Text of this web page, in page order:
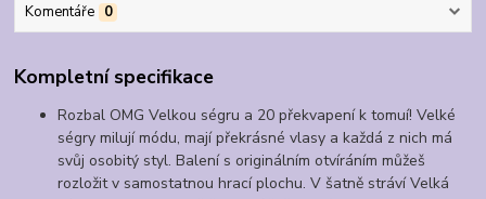
Komentáře 0
Kompletní specifikace
Rozbal OMG Velkou ségru a 20 překvapení k tomuí! Velké
ségry milují módu, mají překrásné vlasy a každá z nich má
svůj osobitý styl. Balení s originálním otvíráním můžeš
rozložit v samostatnou hrací plochu. V šatně stráví Velká